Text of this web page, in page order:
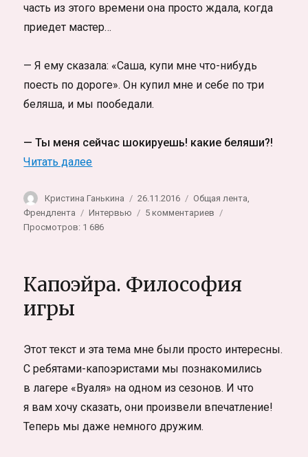
часть из этого времени она просто ждала, когда
приедет мастер…
— Я ему сказала: «Саша, купи мне что-нибудь
поесть по дороге». Он купил мне и себе по три
беляша, и мы пообедали.
— Ты меня сейчас шокируешь! какие беляши?!
Читать далее«Интервью с Еленой Волковой про
Автор
Кристина Ганькина Опубликовано
26.11.2016 Рубрики
Общая лента
Френдлента
Метки
Интервью 5 комментариев
Волковой
«Ты
супермодель»
и
Просмотров: 1 686
Капоэйра. Философия
игры
Этот текст и эта тема мне были просто интересны.
С ребятами-капоэристами мы познакомились
в лагере «Вуаля» на одном из сезонов. И что
я вам хочу сказать, они произвели впечатление!
Теперь мы даже немного дружим.